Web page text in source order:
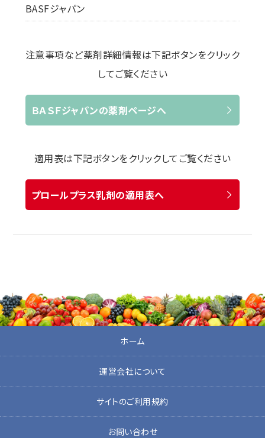
BASFジャパン
注意事項など薬剤詳細情報は下記ボタンをクリック
してご覧ください
ＢＡＳＦジャパンの薬剤ページへ
適用表は下記ボタンをクリックしてご覧ください
プロールプラス乳剤の適用表へ
ホーム
運営会社について
サイトのご利用規約
お問い合わせ